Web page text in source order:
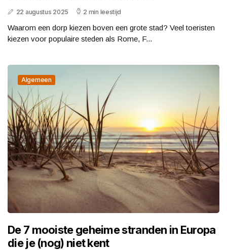
22 augustus 2025 2 min leestijd
Waarom een dorp kiezen boven een grote stad? Veel toeristen
kiezen voor populaire steden als Rome, F...
Algemeen
De 7 mooiste geheime stranden in Europa
die je (nog) niet kent